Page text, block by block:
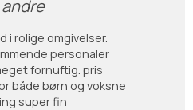
i rolige omgivelser.
personaler
fornuftig. pris
både børn og voksne
super fin